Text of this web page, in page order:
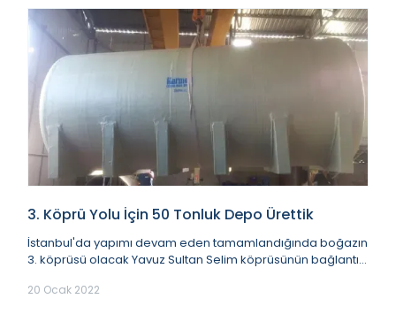
3. Köprü Yolu İçin 50 Tonluk Depo Ürettik
İstanbul'da yapımı devam eden tamamlandığında boğazın
3. köprüsü olacak Yavuz Sultan Selim köprüsünün bağlantı
20 Ocak 2022